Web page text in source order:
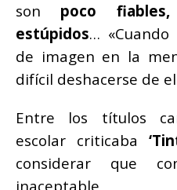
son poco
estúpidos…
de imagen en la
difícil deshacerse de
Entre los títulos
escolar criticaba
considerar que